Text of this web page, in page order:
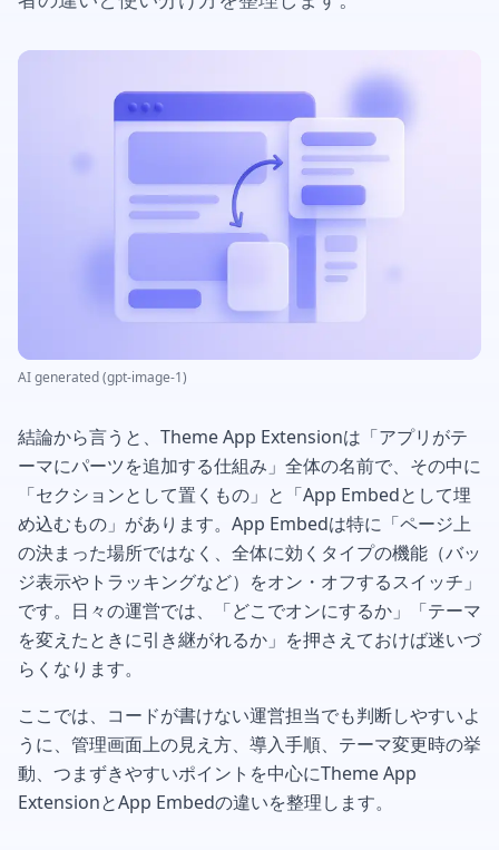
AI generated (gpt-image-1)
結論から言うと、Theme App Extensionは「アプリがテ
ーマにパーツを追加する仕組み」全体の名前で、その中に
「セクションとして置くもの」と「App Embedとして埋
め込むもの」があります。App Embedは特に「ページ上
の決まった場所ではなく、全体に効くタイプの機能（バッ
ジ表示やトラッキングなど）をオン・オフするスイッチ」
です。日々の運営では、「どこでオンにするか」「テーマ
を変えたときに引き継がれるか」を押さえておけば迷いづ
らくなります。
ここでは、コードが書けない運営担当でも判断しやすいよ
うに、管理画面上の見え方、導入手順、テーマ変更時の挙
動、つまずきやすいポイントを中心にTheme App
ExtensionとApp Embedの違いを整理します。